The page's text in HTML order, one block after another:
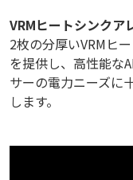
VRMヒートシンクア
2枚の分厚いVRMヒ
を提供し、高性能な
サーの電力ニーズに
します。